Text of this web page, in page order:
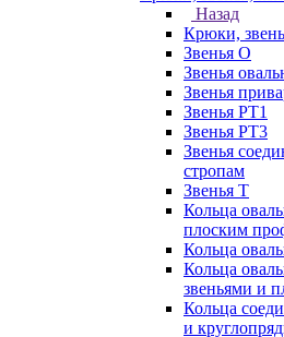
Назад
Крюки,
Звенья О
Звенья
Звенья
Звенья РТ1
Звенья РТ3
Звенья
стропам
Звенья Т
Кольца
плоским
Кольца
Кольца
звеньями и
Кольца
и